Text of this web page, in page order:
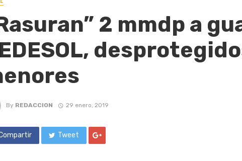
2 mmdp a
By REDACCION 29 enero, 2019
Tweet